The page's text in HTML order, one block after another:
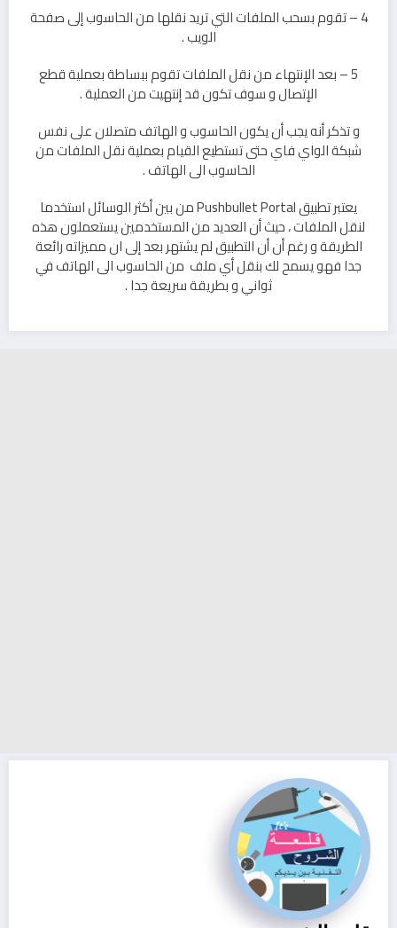
4 – تقوم بسحب الملفات التي تريد نقلها من الحاسوب إلى صفحة
الويب .
5 – بعد الإنتهاء من نقل الملفات تقوم ببساطة بعملية قطع
الإتصال و سوف تكون قد إنتهيت من العملية .
و تذكر أنه يجب أن يكون الحاسوب و الهاتف متصلان على نفس
شبكة الواي فاي حتى تستطيع القيام بعملية نقل الملفات من
الحاسوب الى الهاتف .
يعتبر تطبيق Pushbullet Portal من بين أكثر الوسائل استخدما
لنقل الملفات ، حيث أن العديد من المستخدمين يستعملون هذه
الطريقة و رغم أن أن التطبيق لم يشتهر بعد إلى ان مميزاته رائعة
جدا فهو يسمح لك بنقل أي ملف من الحاسوب الى الهاتف في
ثواني و بطريقة سريعة جدا .